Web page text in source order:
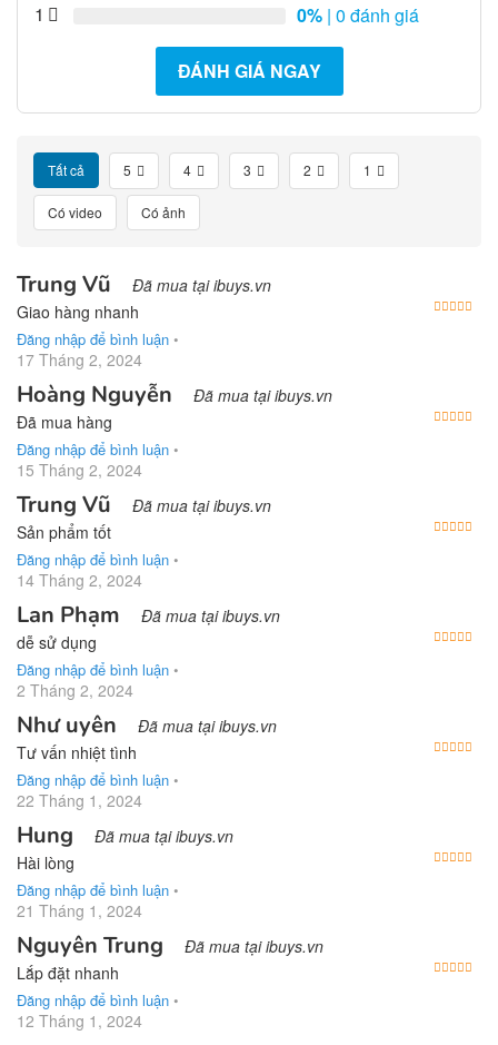
1
0% | 0 đánh giá
ĐÁNH GIÁ NGAY
Tất cả 5 4 3 2 1
Có video Có ảnh
Trung Vũ Đã mua tại ibuys.vn
Giao hàng nhanh
Đăng nhập để bình luận •
17 Tháng 2, 2024
Hoàng Nguyễn Đã mua tại ibuys.vn
Đã mua hàng
Đăng nhập để bình luận •
15 Tháng 2, 2024
Trung Vũ Đã mua tại ibuys.vn
Sản phẩm tốt
Đăng nhập để bình luận •
14 Tháng 2, 2024
Lan Phạm Đã mua tại ibuys.vn
dễ sử dụng
Đăng nhập để bình luận •
2 Tháng 2, 2024
Như uyên Đã mua tại ibuys.vn
Tư vấn nhiệt tình
Đăng nhập để bình luận •
22 Tháng 1, 2024
Hung Đã mua tại ibuys.vn
Hài lòng
Đăng nhập để bình luận •
21 Tháng 1, 2024
Nguyên Trung Đã mua tại ibuys.vn
Lắp đặt nhanh
Đăng nhập để bình luận •
12 Tháng 1, 2024